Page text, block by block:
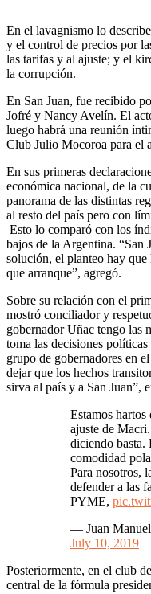
En el lavagnismo lo
y el control de precios por
las tarifas y al ajuste; y el
la corrupción.
En San Juan, fue recibido
Jofré y Nancy Avelín. El
luego habrá una reunión
Club Julio Mocoroa para el
En sus primeras
económica nacional, de la
panorama de las distintas
al resto del país pero con
Esto lo comparó con los
bajos de la Argentina. “San
solución, el planteo hay que
que arranque”, agregó.
Sobre su relación con el
mostró conciliador y
gobernador Uñac tengo las
toma las decisiones
grupo de gobernadores en
dejar que los hechos
sirva al país y a San Juan”,
Estamos
ajuste de
diciendo basta.
comodidad
Para nosotros,
defender a las
PYME,
— Juan
July 10, 2019
Posteriormente, en el club
central de la fórmula